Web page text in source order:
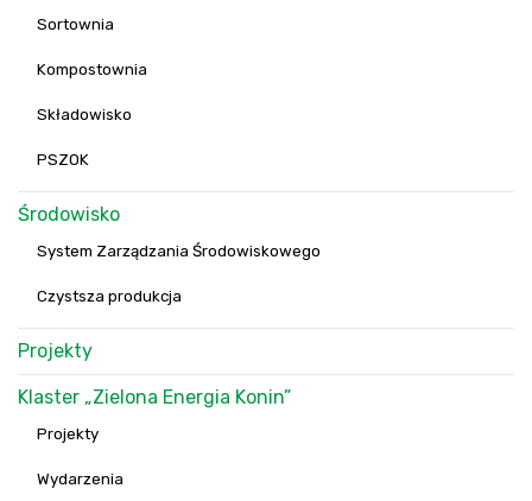
Sortownia
Kompostownia
Składowisko
PSZOK
Środowisko
System Zarządzania Środowiskowego
Czystsza produkcja
Projekty
Klaster „Zielona Energia Konin”
Projekty
Wydarzenia